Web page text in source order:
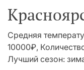
Средняя
10000₽,
Лучший сезон: